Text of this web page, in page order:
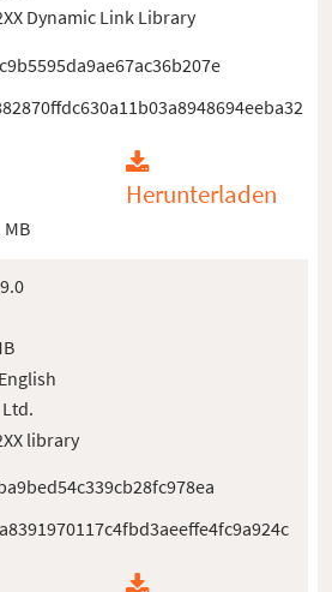
Dynamic Link Library
Herunterladen
MB
Ltd.
library